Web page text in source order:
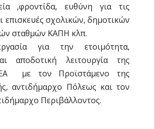
,φροντίδα, ευθύνη για τις
επισκευές σχολικών, δημοτικών
σταθμών ΚΑΠΗ κλπ.
για την ετοιμότητα,
αποδοτική λειτουργία της
με τον Προϊστάμενο της
αντιδήμαρχο Πόλεως και τον
Περιβάλλοντος.